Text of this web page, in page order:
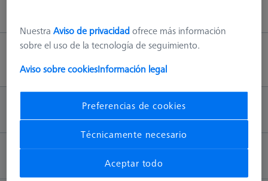
NuestraAviso de privacidadofrece más información
sobre el uso de la tecnología de seguimiento.
Aviso sobre cookiesInformación legal
Preferencias de cookies
Técnicamente necesario
Aceptar todo